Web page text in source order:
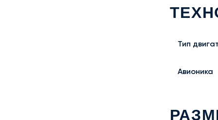
Тип
Авионика